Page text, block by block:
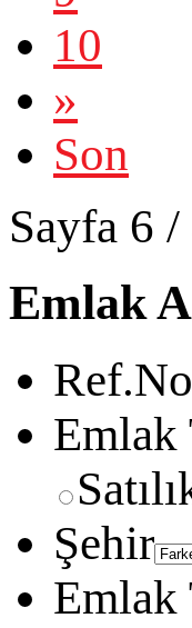
10
»
Son
Sayfa 6 /
Emlak
Ref.No
Emlak
Şehir
Emlak